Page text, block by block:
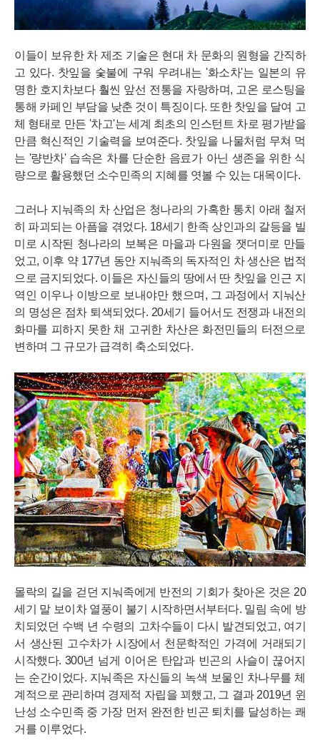
이들이 보유한 차 제조 기술은 현대 차 문화의 원형을 간직하
고 있다. 찻잎을 숯불에 구워 우려내는 '화소차'는 일본의 유
명한 호지차보다 훨씬 앞선 전통을 자랑하며, 고온 로스팅을
통해 카페인 부담을 낮춘 것이 특징이다. 또한 찻잎을 달여 고
체 형태로 만든 '차고'는 세계 최초의 인스턴트 차로 평가받을
만큼 혁신적인 기술력을 보여준다. 찻잎을 나물처럼 무쳐 먹
는 '량반차' 습속은 차를 단순한 음료가 아닌 생존을 위한 식
량으로 활용했던 소수민족의 지혜를 엿볼 수 있는 대목이다.
그러나 지눠족의 차 산업은 청나라의 가혹한 통치 아래 철저
히 파괴되는 아픔을 겪었다. 18세기 한족 상인과의 갈등을 빌
미로 시작된 청나라의 보복은 마을과 다원을 잿더미로 만들
었고, 이후 약 177년 동안 지눠족의 독자적인 차 생산은 법적
으로 금지되었다. 이들은 자신들의 땅에서 딴 찻잎을 인근 지
역인 이우나 이방으로 보내야만 했으며, 그 과정에서 지눠산
의 명성은 점차 퇴색되었다. 20세기 들어서도 전쟁과 내전의
화마를 피하지 못한 채 고귀한 차산은 화전민들의 터전으로
변하며 그 규모가 급격히 축소되었다.
몰락의 길을 걷던 지눠족에게 반전의 기회가 찾아온 것은 20
세기 말 보이차 열풍이 불기 시작하면서부터다. 밀림 속에 방
치되었던 수백 년 수령의 고차수들이 다시 발견되었고, 여기
서 생산된 고수차가 시장에서 천문학적인 가격에 거래되기
시작했다. 300년 넘게 이어온 탄압과 빈곤의 사슬이 끊어지
는 순간이었다. 지눠족은 자신들의 녹색 보물인 차나무를 체
계적으로 관리하며 경제적 자립을 꾀했고, 그 결과 2019년 윈
난성 소수민족 중 가장 먼저 완전한 빈곤 퇴치를 달성하는 쾌
거를 이루었다.